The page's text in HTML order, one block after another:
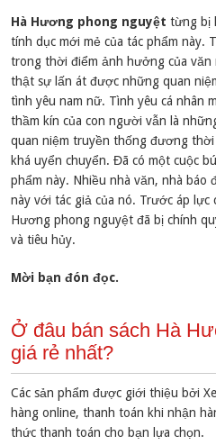
Hà Hương phong nguyệttừng bị
tính dục mới mẻ của tác phẩm này.
trong thời điểm ảnh hưởng của văn
thật sự lấn át được những quan
tình yêu nam nữ. Tình yêu cá nhân
thầm kín của con người vẫn là
quan niệm truyền thống đương
khá uyển chuyển. Đã có một cuộc
phẩm này. Nhiều nhà văn, nhà báo
này với tác giả của nó. Trước áp lực
Hương phong nguyệt đã bị chính
và tiêu hủy.
Mời bạn đón đọc.
Ở đâu bán sách Hà
giá rẻ nhất?
Các sản phẩm được giới thiệu bởi
hàng online, thanh toán khi nhận
thức thanh toán cho bạn lựa chọn.